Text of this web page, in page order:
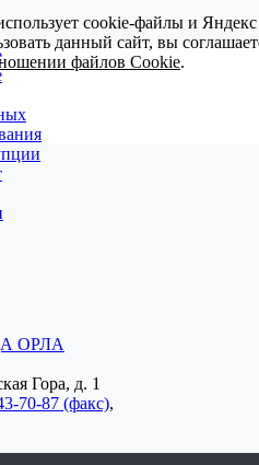
ОРЛА
Гора, д. 1
70-87 (факс),
cookie-файлы и
данный сайт, вы
файлов Cookie.